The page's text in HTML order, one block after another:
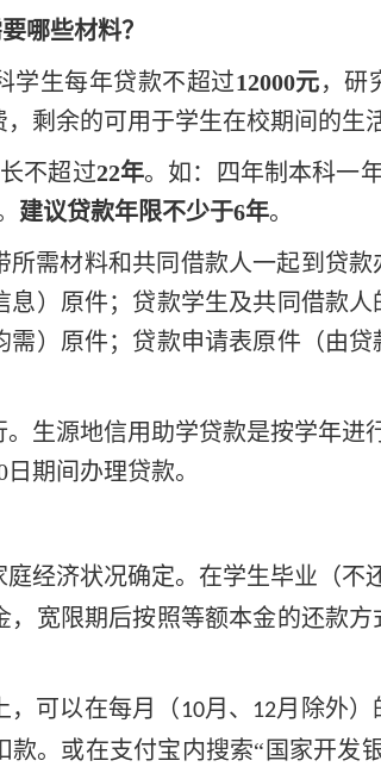
哪些材料？
学生每年贷款不超过12000元，研
剩余的可用于学生在校期间的生
不超过22年。如：四年制本科一
建议贷款年限不少于6年。
需材料和共同借款人一起到贷款
）原件；贷款学生及共同借款
）原件；贷款申请表原件（由贷
生源地信用助学贷款是按学年进
期间办理贷款。
经济状况确定。在学生毕业（不
宽限期后按照等额本金的还款
，可以在每月（ 10月、 12月除外）
款。或在支付宝内搜索“国家开发